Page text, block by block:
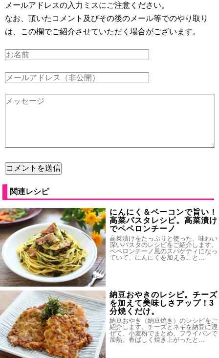
メールアドレスの入力ミスにご注意ください。
なお、頂いたコメント及びその後のメール等でのやり取り
は、この欄でご紹介させていただく場合がございます。
関連レシピ
にんにく＆ベーコンで旨い！
高菜パスタレシピ。高菜漬け
でペペロンチーノ
高菜漬けをたっぷりと使った、味わい
深いパスタのレシピをご紹介します。
ペペロンチーノ風のスパゲティになっ
ていて、にんにくを加えること…
納豆おやきのレシピ。チーズ
を加えて美味しさアップ！3
分焼くだけ。
納豆おやき（納豆焼き）のレシピをご
紹介します。チーズとネギを納豆に混
ぜて、小麦粉でまとめ、フライパンで
加熱。香ばしく焼き上がったと…